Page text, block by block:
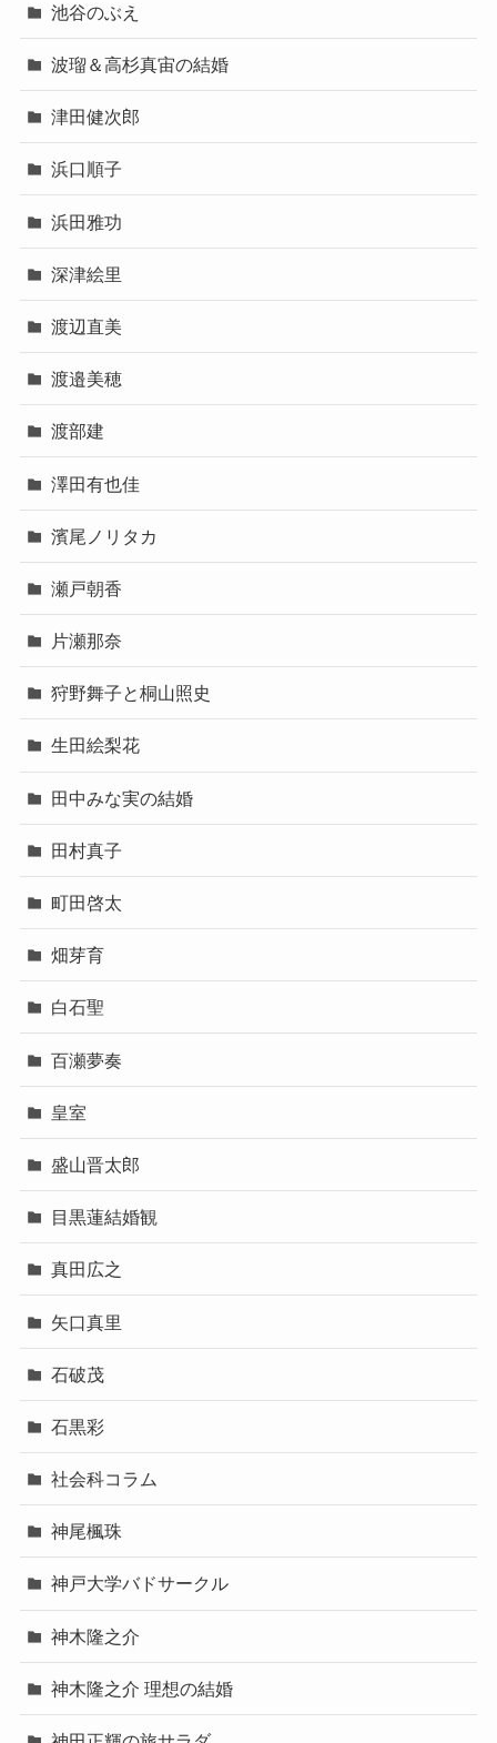
池谷のぶえ
波瑠＆高杉真宙の結婚
津田健次郎
浜口順子
浜田雅功
深津絵里
渡辺直美
渡邉美穂
渡部建
澤田有也佳
濱尾ノリタカ
瀬戸朝香
片瀬那奈
狩野舞子と桐山照史
生田絵梨花
田中みな実の結婚
田村真子
町田啓太
畑芽育
白石聖
百瀬夢奏
皇室
盛山晋太郎
目黒蓮結婚観
真田広之
矢口真里
石破茂
石黒彩
社会科コラム
神尾楓珠
神戸大学バドサークル
神木隆之介
神木隆之介 理想の結婚